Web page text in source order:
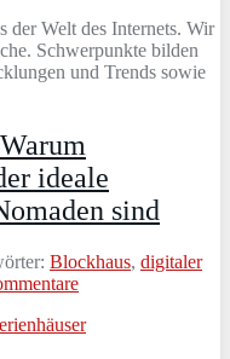
der Welt des Internets. Wir
Schwerpunkte bilden
und Trends sowie
ideale
sind
Blockhaus, digitaler